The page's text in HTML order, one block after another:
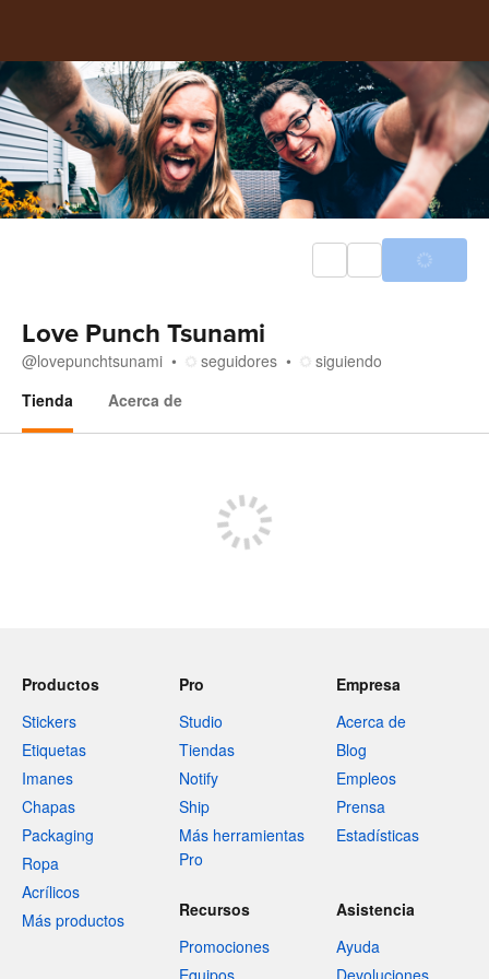
Love Punch Tsunami
@lovepunchtsunami seguidores
siguiendo
Tienda
Acerca de
Productos
Stickers
Etiquetas
Imanes
Chapas
Packaging
Ropa
Acrílicos
Más productos
Pro
Studio
Tiendas
Notify
Ship
Más herramientas
Pro
Empresa
Acerca de
Blog
Empleos
Prensa
Estadísticas
Recursos
Promociones
Equipos
Asistencia
Ayuda
Devoluciones